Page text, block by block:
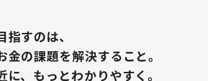
すのは、
金の課題を解決すること。
に、もっとわかりやすく。